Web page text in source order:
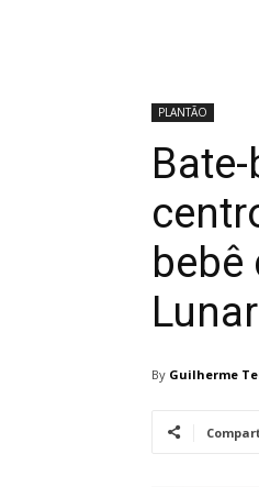
PLANTÃO
By Guilherme